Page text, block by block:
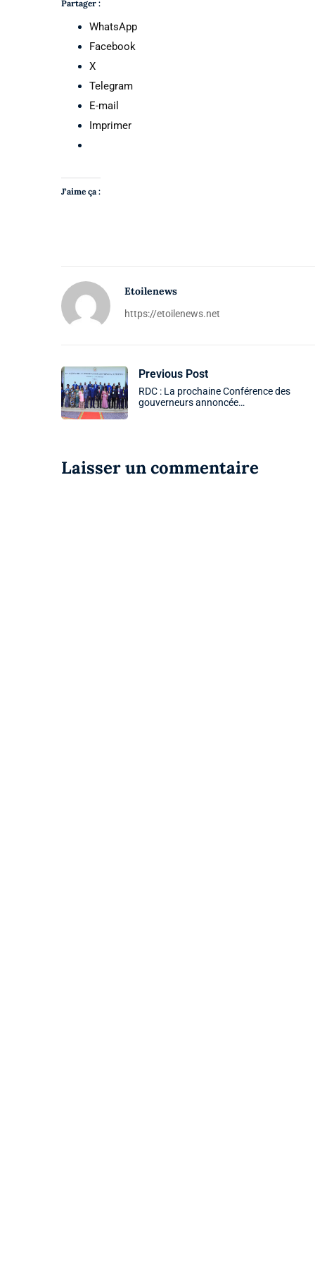
Partager :
WhatsApp
Facebook
X
Telegram
E-mail
Imprimer
J’aime ça :
Etoilenews
https://etoilenews.net
Previous Post
RDC : La prochaine Conférence des
gouverneurs annoncée…
Laisser un commentaire